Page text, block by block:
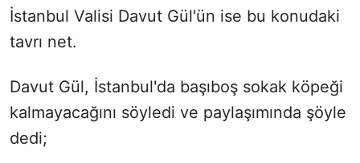
İstanbul Valisi Davut Gül'ün ise bu konudaki
tavrı net.
Davut Gül, İstanbul'da başıboş sokak köpeği
kalmayacağını söyledi ve paylaşımında şöyle
dedi;